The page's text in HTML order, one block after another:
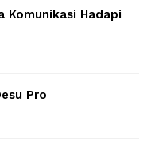
Komunikasi Hadapi
Pro